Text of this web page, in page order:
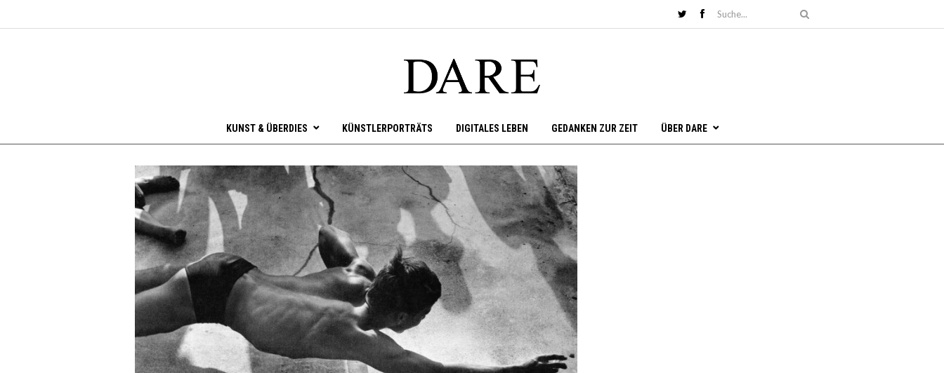
KUNST & ÜBERDIES KÜNSTLERPORTRÄTS DIGITALES LEBEN GEDANKEN ZUR ZEIT ÜBER DARE